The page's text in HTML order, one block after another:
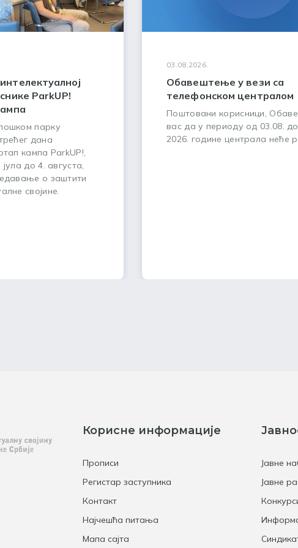
ParkUP!
парку
дана
кампа ParkUP!,
до 4. августа,
о заштити
својине.
03.08.2026.
Обавештење у вези са
телефонском централом
Поштовани корисници,
вас да у периоду од 03.08.
2026. године централа неће
Корисне информације
Прописи
Регистар заступника
Контакт
Најчешћа питања
Мапа сајта
Јавне
Јавне